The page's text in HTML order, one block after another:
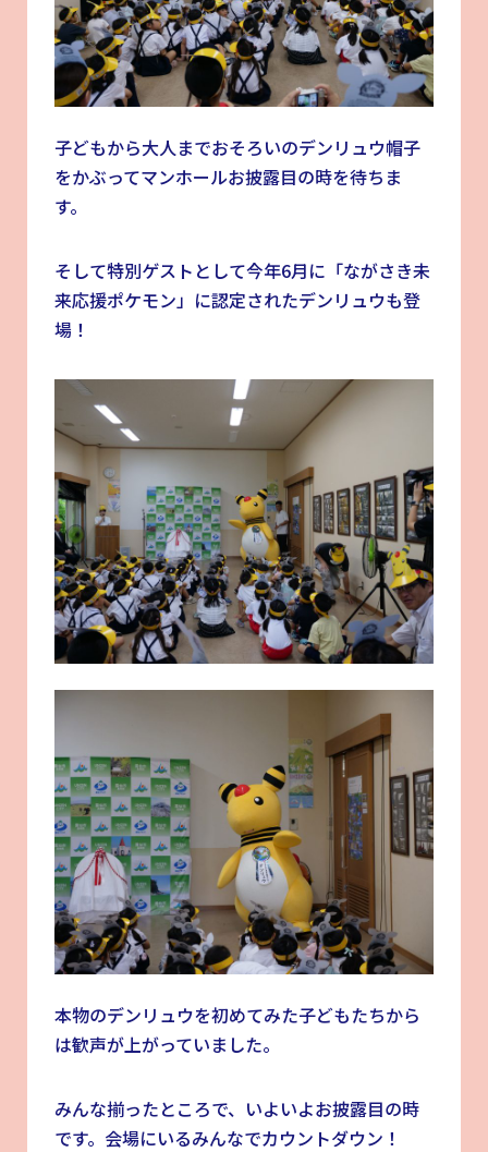
子どもから大人までおそろいのデンリュウ帽子
をかぶってマンホールお披露目の時を待ちま
す。
そして特別ゲストとして今年6月に「ながさき未
来応援ポケモン」に認定されたデンリュウも登
場！
本物のデンリュウを初めてみた子どもたちから
は歓声が上がっていました。
みんな揃ったところで、いよいよお披露目の時
です。会場にいるみんなでカウントダウン！